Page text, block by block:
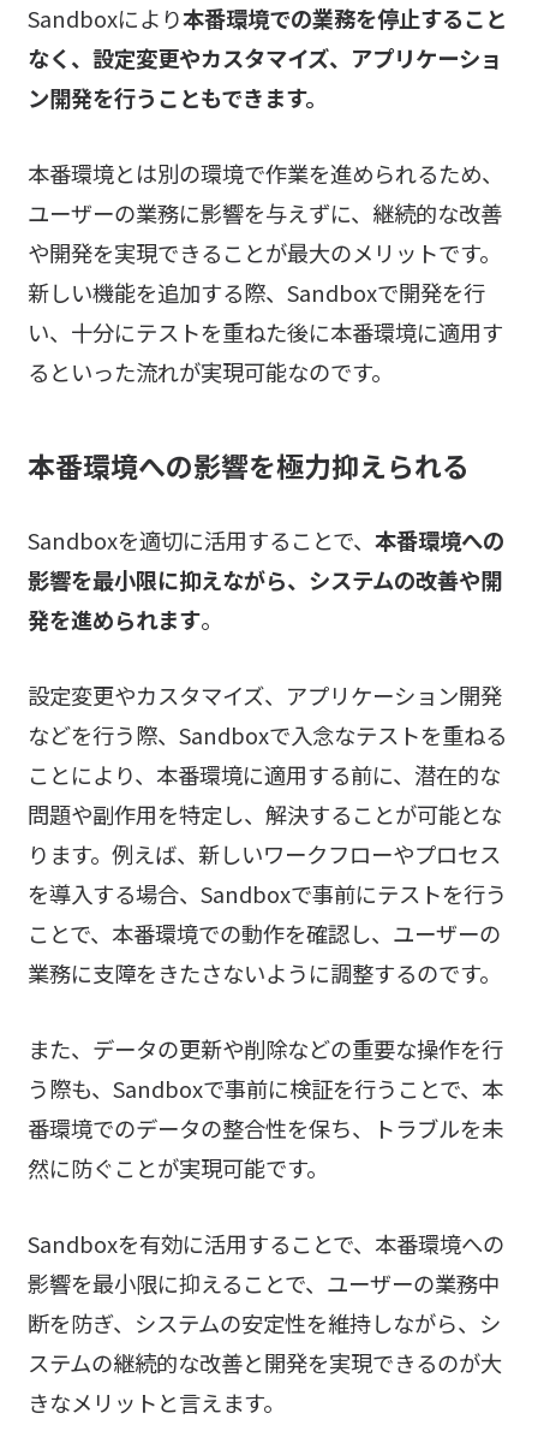
Sandboxにより本番環境での業務を停止すること
なく、設定変更やカスタマイズ、アプリケーショ
ン開発を行うこともできます。
本番環境とは別の環境で作業を進められるため、
ユーザーの業務に影響を与えずに、継続的な改善
や開発を実現できることが最大のメリットです。
新しい機能を追加する際、Sandboxで開発を行
い、十分にテストを重ねた後に本番環境に適用す
るといった流れが実現可能なのです。
本番環境への影響を極力抑えられる
Sandboxを適切に活用することで、 本番環境への
影響を最小限に抑えながら、システムの改善や開
発を進められます。
設定変更やカスタマイズ、アプリケーション開発
などを行う際、Sandboxで入念なテストを重ねる
ことにより、本番環境に適用する前に、潜在的な
問題や副作用を特定し、解決することが可能とな
ります。例えば、新しいワークフローやプロセス
を導入する場合、Sandboxで事前にテストを行う
ことで、本番環境での動作を確認し、ユーザーの
業務に支障をきたさないように調整するのです。
また、データの更新や削除などの重要な操作を行
う際も、Sandboxで事前に検証を行うことで、本
番環境でのデータの整合性を保ち、トラブルを未
然に防ぐことが実現可能です。
Sandboxを有効に活用することで、本番環境への
影響を最小限に抑えることで、ユーザーの業務中
断を防ぎ、システムの安定性を維持しながら、シ
ステムの継続的な改善と開発を実現できるのが大
きなメリットと言えます。